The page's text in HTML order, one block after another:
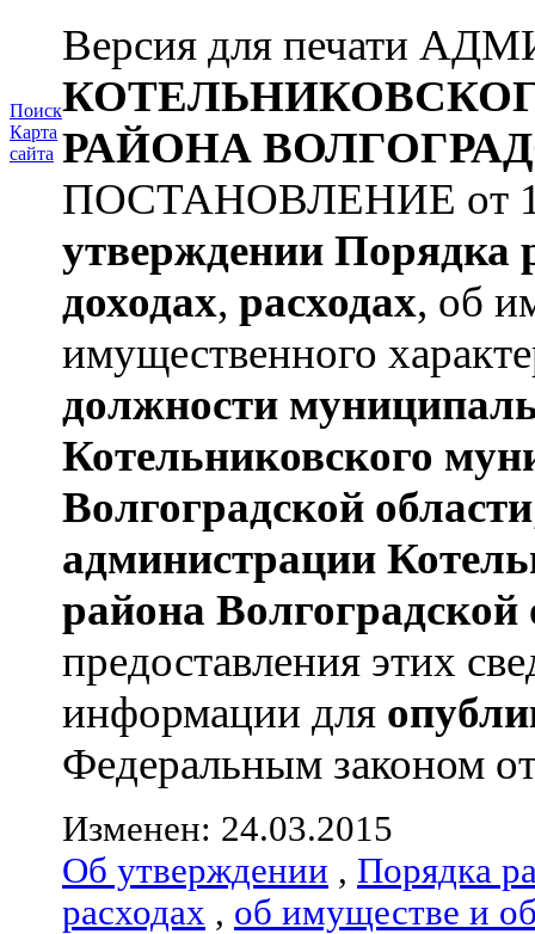
Поиск
Карта
сайта
Версия для печати
РАЙОНА
ПОСТАНОВЛЕНИЕ от
утверждении Порядка
доходах, расходах, об
имущественного
должности
Котельниковского
Волгоградской области
администрации
района Волгоградской
предоставления этих
информации для
Федеральным законом
Изменен: 24.03.2015
Об утверждении , Порядка
расходах , об имуществе и